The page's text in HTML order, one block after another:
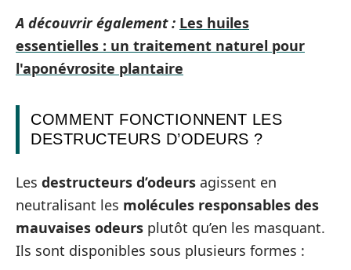
A découvrir également : Les huiles
essentielles : un traitement naturel pour
l'aponévrosite plantaire
COMMENT FONCTIONNENT LES
DESTRUCTEURS D’ODEURS ?
Les destructeurs d’odeurs agissent en
neutralisant les molécules responsables des
mauvaises odeurs plutôt qu’en les masquant.
Ils sont disponibles sous plusieurs formes :